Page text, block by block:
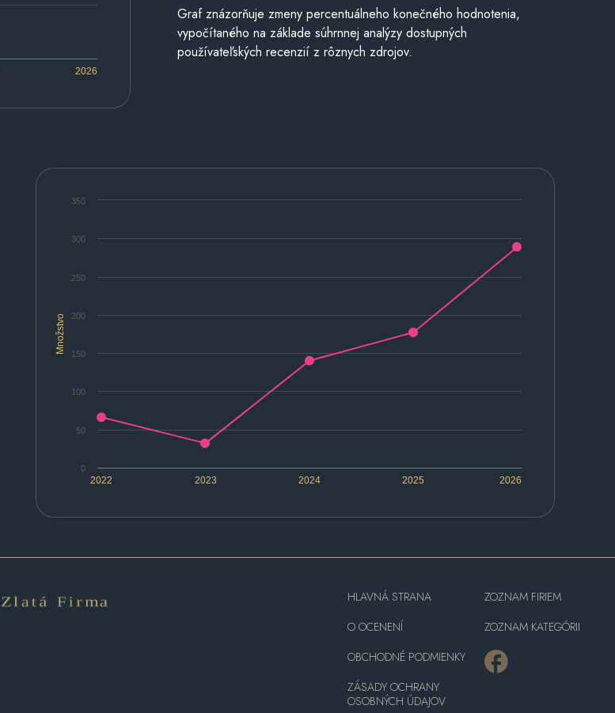
2026
Graf znázorňuje zmeny percentuálneho konečného hodnotenia,
vypočítaného na základe súhrnnej analýzy dostupných
používateľských recenzií z rôznych zdrojov.
Množstvo
2022 2023 2024 2025 2026
0
50
100
150
200
250
300
350
HLAVNÁ STRANA
O OCENENÍ
OBCHODNÉ PODMIENKY
ZÁSADY OCHRANY
OSOBNÝCH ÚDAJOV
ZOZNAM FIRIEM
ZOZNAM KATEGÓRII